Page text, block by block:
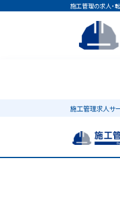
施工管理の求人・
施工管理求人サ